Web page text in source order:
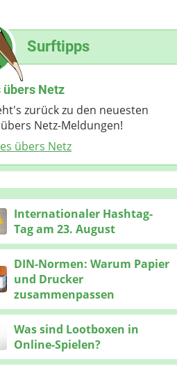
Surftipps
übers Netz
zurück zu den neuesten
Netz-Meldungen!
übers Netz
Internationaler Hashtag-
Tag am 23. August
DIN-Normen: Warum Papier
und Drucker
zusammenpassen
Was sind Lootboxen in
Online-Spielen?